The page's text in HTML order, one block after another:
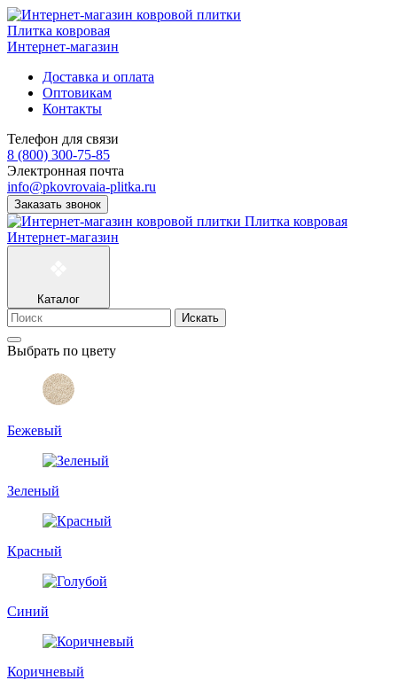
Плитка ковровая
Интернет-магазин
Доставка и оплата
Оптовикам
Контакты
Телефон для связи
8 (800) 300-75-85
Электронная почта
info@pkovrovaia-plitka.ru
Заказать звонок
Плитка ковровая
Интернет-магазин
Каталог
Искать
Выбрать по цвету
Бежевый
Зеленый
Красный
Синий
Коричневый